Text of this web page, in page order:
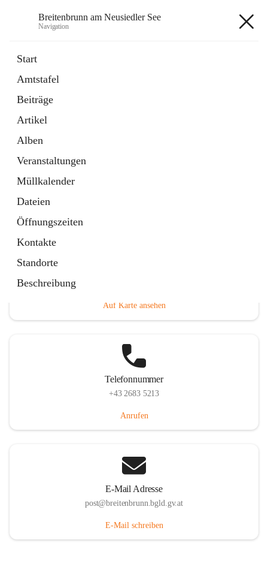
Breitenbrunn am Neusiedler See
Navigation
Start
Amtstafel
Beiträge
Artikel
Alben
Veranstaltungen
Müllkalender
Dateien
Öffnungszeiten
Kontakte
Standorte
Beschreibung
18 Schnellzugriffe
Gemeindeservice
Auf Karte ansehen
Telefonnummer
+43 2683 5213
Anrufen
E-Mail Adresse
post@breitenbrunn.bgld.gv.at
E-Mail schreiben